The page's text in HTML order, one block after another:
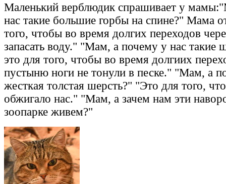
Маленький верблюдик спрашивает у
нас такие большие горбы на спине?" Мама
того, чтобы во время долгих переходов
запасать воду." "Мам, а почему у нас такие
это для того, чтобы во время долгиих
пустыню ноги не тонули в песке." "Мам, а
жесткая толстая шерсть?" "Это для того,
обжигало нас." "Мам, а зачем нам эти
зоопарке живем?"